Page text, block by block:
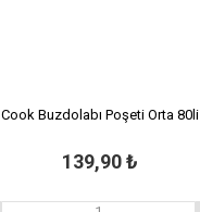
Cook Buzdolabı Poşeti Orta 80li
139,90 ₺